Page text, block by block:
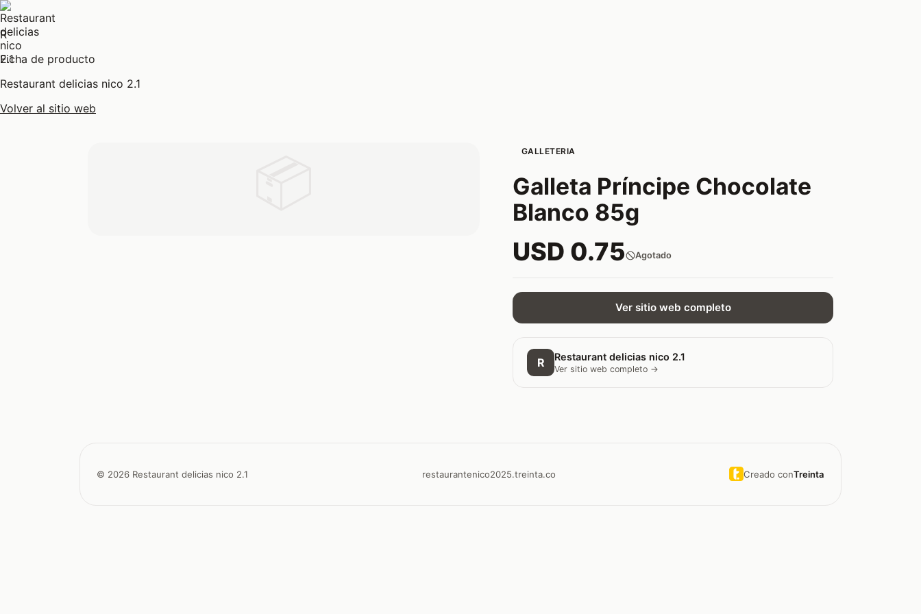
R
Ficha de producto
Restaurant delicias nico 2.1
Volver al sitio web
GALLETERIA
Galleta Príncipe Chocolate
Blanco 85g
USD 0.75 Agotado
Ver sitio web completo
R Restaurant delicias nico 2.1
Ver sitio web completo →
© 2026 Restaurant delicias nico 2.1 restaurantenico2025.treinta.co Creado conTreinta